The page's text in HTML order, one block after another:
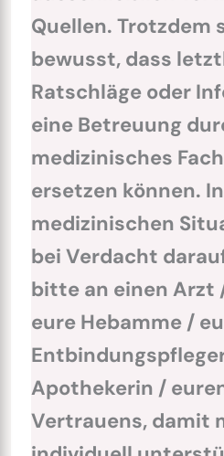
Quellen. Trotzdem
bewusst, dass
Ratschläge oder
eine Betreuung
medizinisches
ersetzen können.
medizinischen
bei Verdacht
bitte an einen Arzt
eure Hebamme /
Apothekerin /
Vertrauens, damit